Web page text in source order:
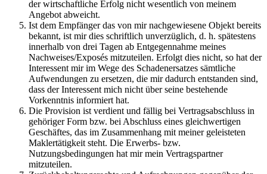
der wirtschaftliche Erfolg nicht wesentlich von meinem
Angebot abweicht.
Ist dem Empfänger das von mir nachgewiesene Objekt bereits
bekannt, ist mir dies schriftlich unverzüglich, d. h. spätestens
innerhalb von drei Tagen ab Entgegennahme meines
Nachweises/Exposés mitzuteilen. Erfolgt dies nicht, so hat der
Interessent mir im Wege des Schadenersatzes sämtliche
Aufwendungen zu ersetzen, die mir dadurch entstanden sind,
dass der Interessent mich nicht über seine bestehende
Vorkenntnis informiert hat.
Die Provision ist verdient und fällig bei Vertragsabschluss in
gehöriger Form bzw. bei Abschluss eines gleichwertigen
Geschäftes, das im Zusammenhang mit meiner geleisteten
Maklertätigkeit steht. Die Erwerbs- bzw.
Nutzungsbedingungen hat mir mein Vertragspartner
mitzuteilen.